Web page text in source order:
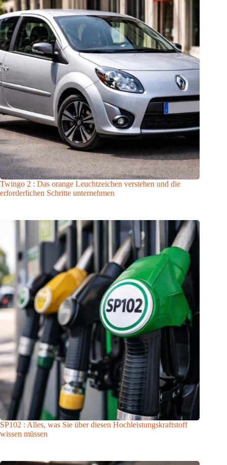
Twingo 2 : Das orange Leuchtzeichen verstehen und die
erforderlichen Schritte unternehmen
SP102 : Alles, was Sie über diesen Hochleistungskraftstoff
wissen müssen